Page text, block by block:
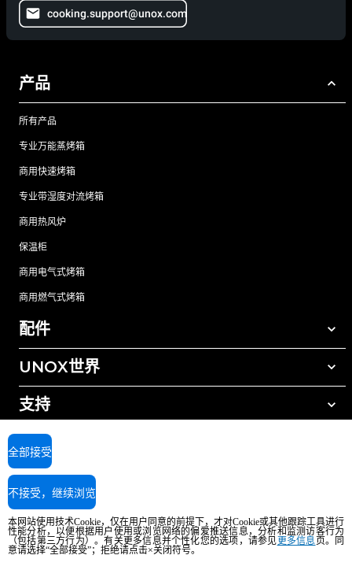
cooking.support@unox.com
产品
所有产品
专业万能蒸烤箱
商用快速烤箱
专业带湿度对流烤箱
商用热风炉
保温柜
商用电气式烤箱
商用燃气式烤箱
配件
所有配件
手动清洗清洁剂
树脂过滤水处理
反渗透水处理
UNOX世界
我们在全球的办事处
支持
UNOX质保
查找经销商
查找服务中心
版权所有2026 UNOX SpA保留所有权利。Reg.Imp.Padova n°04230750285 -
REA Padova 372835 - Cap.Soc.5.000.000€iv - 增值税/税号04230750285 - IT
WEEE Reg. No. IT08020000000377
AI Content Disclaimer
本网站使用技术Cookie，仅在用户同意的前提下，才对Cookie或其他跟踪工具进行
性能分析，以便根据用户使用或浏览网络的偏爱推送信息，分析和监测访客行为
（包括第三方行为）。有关更多信息并个性化您的选项，请参见更多信息 页。同
意请选择“全部接受”；拒绝请点击×关闭符号。
全部接受
不接受，继续浏览